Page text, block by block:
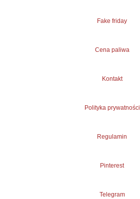
Fake friday
Cena paliwa
Kontakt
Polityka prywatności
Regulamin
Pinterest
Telegram